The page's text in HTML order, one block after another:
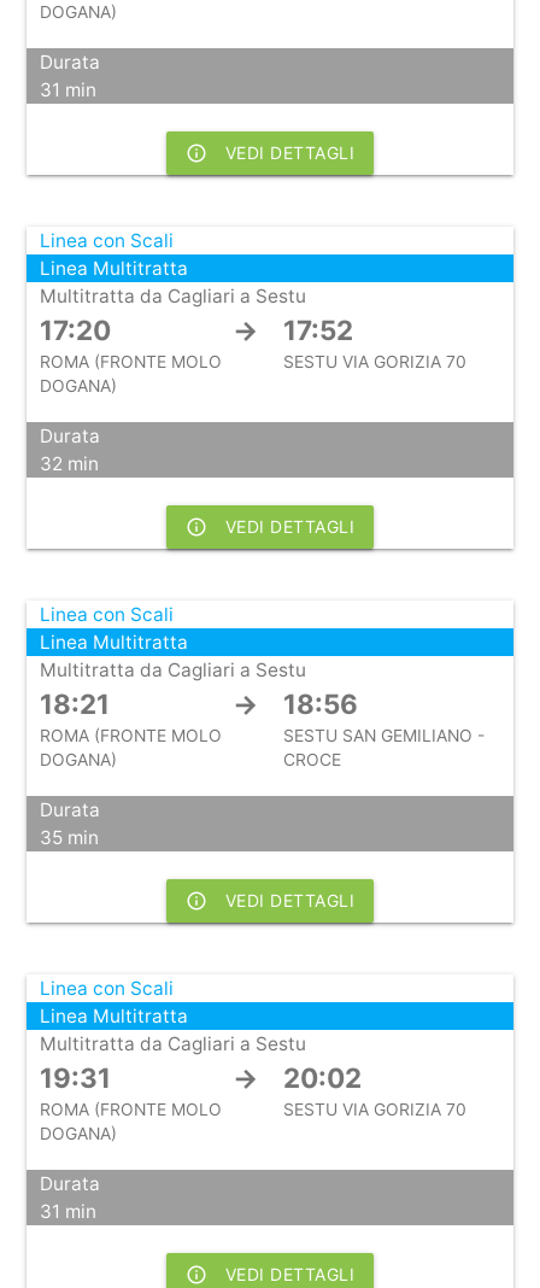
DOGANA)
Durata
31 min
info_outline VEDI DETTAGLI
Linea con Scali
Linea Multitratta
Multitratta da Cagliari a Sestu
17:20 → 17:52
ROMA (FRONTE MOLO
DOGANA)
SESTU VIA GORIZIA 70
Durata
32 min
info_outline VEDI DETTAGLI
Linea con Scali
Linea Multitratta
Multitratta da Cagliari a Sestu
18:21 → 18:56
ROMA (FRONTE MOLO
DOGANA)
SESTU SAN GEMILIANO -
CROCE
Durata
35 min
info_outline VEDI DETTAGLI
Linea con Scali
Linea Multitratta
Multitratta da Cagliari a Sestu
19:31 → 20:02
ROMA (FRONTE MOLO
DOGANA)
SESTU VIA GORIZIA 70
Durata
31 min
info_outline VEDI DETTAGLI